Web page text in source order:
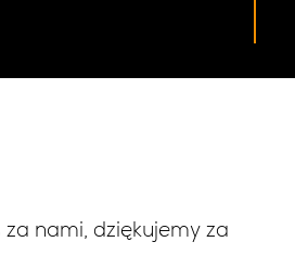
nami, dziękujemy za